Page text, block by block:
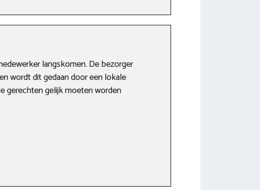
langskomen. De bezorger
wordt dit gedaan door een lokale
gerechten gelijk moeten worden